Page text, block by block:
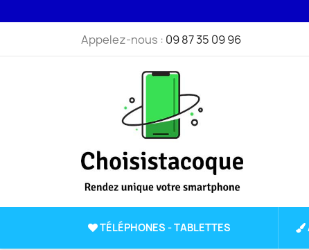
Appelez-nous : 09 87 35 09 96
TÉLÉPHONES - TABLETTES